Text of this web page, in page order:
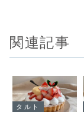
関連記事
タルト